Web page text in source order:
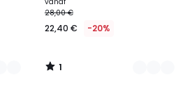
28,00 €
22,40 € -20%
1
/